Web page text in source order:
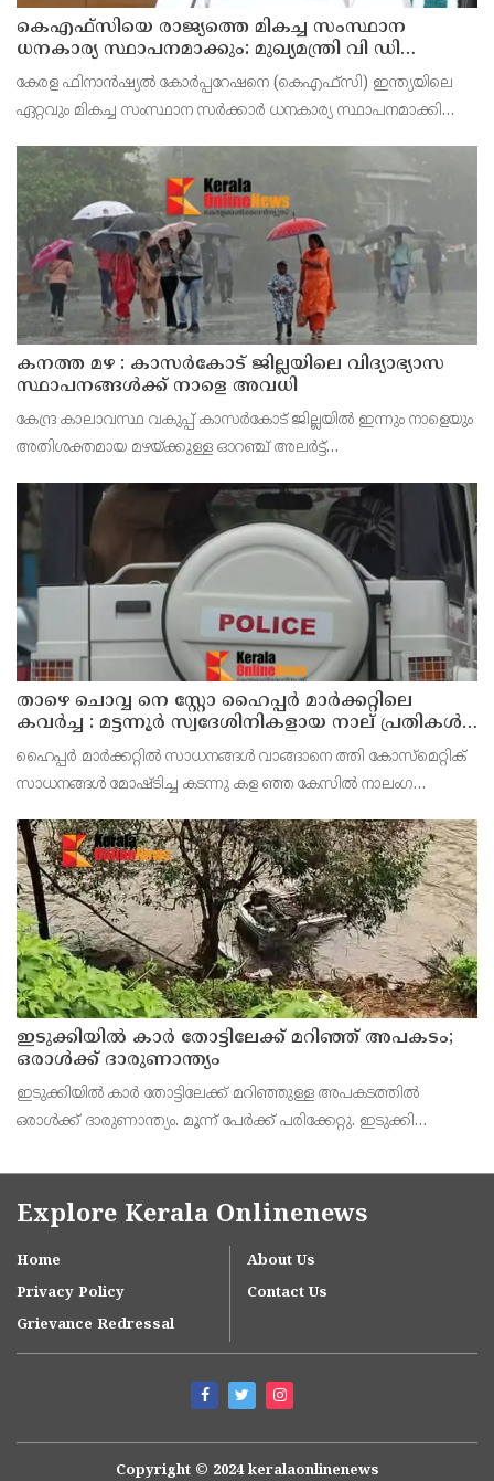
കെഎഫ്‌സിയെ രാജ്യത്തെ മികച്ച സംസ്ഥാന
ധനകാര്യ സ്ഥാപനമാക്കും: മുഖ്യമന്ത്രി വി ഡി
സതീശൻ
കേരള ഫിനാൻഷ്യൽ കോർപ്പറേഷനെ (കെഎഫ്‌സി) ഇന്ത്യയിലെ
ഏറ്റവും മികച്ച സംസ്ഥാന സർക്കാർ ധനകാര്യ സ്ഥാപനമാക്കി
ആഭിമുഖ്യത്തിൽ വിപുലീകരിച്ച 'മുഖ്യമന്ത്ര
കനത്ത മഴ : കാസർകോട് ജില്ലയിലെ വിദ്യാഭ്യാസ
സ്ഥാപനങ്ങൾക്ക് നാളെ അവധി
കേന്ദ്ര കാലാവസ്ഥ വകുപ്പ് കാസർകോട് ജില്ലയിൽ ഇന്നും നാളെയും
അതിശക്തമായ മഴയ്ക്കുള്ള ഓറഞ്ച് അലർട്ട്
പ്രൊഫഷണൽ കോളേജുകൾ ഉൾപ്പെടെയുള്ള എല്ലാ വിദ്യാഭ്യാ
താഴെ ചൊവ്വ നെ സ്റ്റോ ഹൈപ്പർ മാർക്കറ്റിലെ
കവർച്ച : മട്ടന്നൂർ സ്വദേശിനികളായ നാല് പ്രതികൾ
പിടിയിൽ
ഹൈപ്പർ മാർക്കറ്റിൽ സാധനങ്ങൾ വാങ്ങാനെ ത്തി കോസ്മെറ്റിക്
സാധനങ്ങൾ മോഷ്ടിച്ച കടന്നു കള ഞ്ഞ കേസിൽ നാലംഗ
ബന്ധുക്കളുമായ റൂബി (35),ആശ(54), ലക്ഷ്മിക്കുട്ടി (70),
ഇടുക്കിയിൽ കാർ തോട്ടിലേക്ക് മറിഞ്ഞ് അപകടം;
ഒരാൾക്ക് ദാരുണാന്ത്യം
ഇടുക്കിയിൽ കാർ തോട്ടിലേക്ക് മറിഞ്ഞുള്ള അപകടത്തിൽ
ഒരാൾക്ക് ദാരുണാന്ത്യം. മൂന്ന് പേർക്ക് പരിക്കേറ്റു. ഇടുക്കി
Explore Kerala Onlinenews
Home
About Us
Privacy Policy
Contact Us
Grievance Redressal
Copyright © 2024 keralaonlinenews